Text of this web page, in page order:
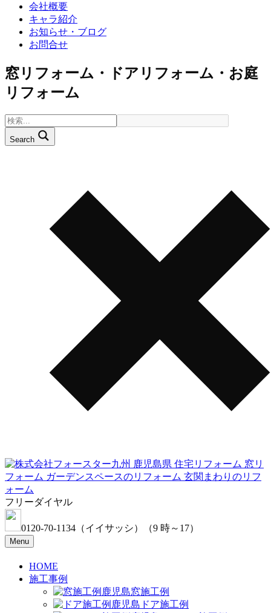
会社概要
キャラ紹介
お知らせ・ブログ
お問合せ
窓リフォーム・ドアリフォーム・お庭
リフォーム
Search
フリーダイヤル
0120-70-1134 （イイサッシ） （9 時～17）
Menu
HOME
施工事例
窓施工例
ドア施工例